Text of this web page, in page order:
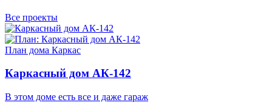
Все проекты
План дома Каркас
Каркасный дом АК-142
В этом доме есть все и даже гараж